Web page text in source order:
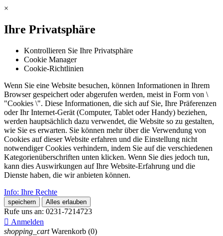
×
Ihre Privatsphäre
Kontrollieren Sie Ihre Privatsphäre
Cookie Manager
Cookie-Richtlinien
Wenn Sie eine Website besuchen, können Informationen in Ihrem
Browser gespeichert oder abgerufen werden, meist in Form von \
"Cookies \". Diese Informationen, die sich auf Sie, Ihre Präferenzen
oder Ihr Internet-Gerät (Computer, Tablet oder Handy) beziehen,
werden hauptsächlich dazu verwendet, die Website so zu gestalten,
wie Sie es erwarten. Sie können mehr über die Verwendung von
Cookies auf dieser Website erfahren und die Einstellung nicht
notwendiger Cookies verhindern, indem Sie auf die verschiedenen
Kategorienüberschriften unten klicken. Wenn Sie dies jedoch tun,
kann dies Auswirkungen auf Ihre Website-Erfahrung und die
Dienste haben, die wir anbieten können.
Info: Ihre Rechte
speichern Alles erlauben
Rufe uns an: 0231-7214723
 Anmelden
shopping_cart Warenkorb (0)